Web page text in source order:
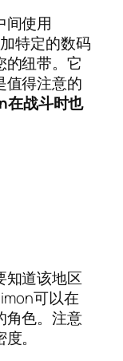
间使用
特定的数码
的纽带。它
值得注意的
在战斗时也
知道该地区
可以在
角色。注意
。